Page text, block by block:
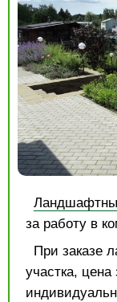
за работу в
При заказе
участка, цена